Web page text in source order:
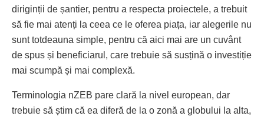
diriginții de șantier, pentru a respecta proiectele, a trebuit
să fie mai atenți la ceea ce le oferea piața, iar alegerile nu
sunt totdeauna simple, pentru că aici mai are un cuvânt
de spus și beneficiarul, care trebuie să susțină o investiție
mai scumpă și mai complexă.
Terminologia nZEB pare clară la nivel european, dar
trebuie să știm că ea diferă de la o zonă a globului la alta,